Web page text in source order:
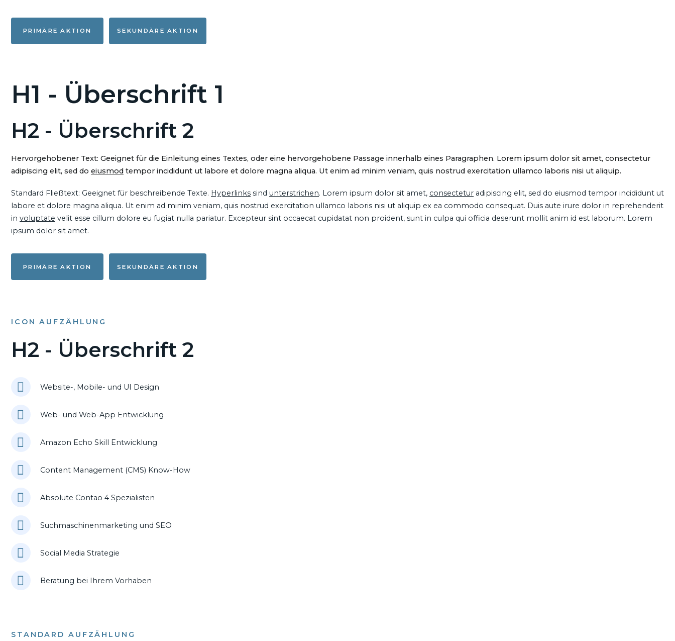
PRIMÄRE AKTION SEKUNDÄRE AKTION
H1 - Überschrift 1
H2 - Überschrift 2
Hervorgehobener Text: Geeignet für die Einleitung eines Textes, oder eine hervorgehobene Passage innerhalb eines Paragraphen. Lorem ipsum dolor sit amet, consectetur
adipiscing elit, sed do eiusmod tempor incididunt ut labore et dolore magna aliqua. Ut enim ad minim veniam, quis nostrud exercitation ullamco laboris nisi ut aliquip.
Standard Fließtext: Geeignet für beschreibende Texte. Hyperlinks sind unterstrichen. Lorem ipsum dolor sit amet, consectetur adipiscing elit, sed do eiusmod tempor incididunt ut
labore et dolore magna aliqua. Ut enim ad minim veniam, quis nostrud exercitation ullamco laboris nisi ut aliquip ex ea commodo consequat. Duis aute irure dolor in reprehenderit
in voluptate velit esse cillum dolore eu fugiat nulla pariatur. Excepteur sint occaecat cupidatat non proident, sunt in culpa qui officia deserunt mollit anim id est laborum. Lorem
ipsum dolor sit amet.
PRIMÄRE AKTION SEKUNDÄRE AKTION
ICON AUFZÄHLUNG
H2 - Überschrift 2
Website-, Mobile- und UI Design
Web- und Web-App Entwicklung
Amazon Echo Skill Entwicklung
Content Management (CMS) Know-How
Absolute Contao 4 Spezialisten
Suchmaschinenmarketing und SEO
Social Media Strategie
Beratung bei Ihrem Vorhaben
STANDARD AUFZÄHLUNG